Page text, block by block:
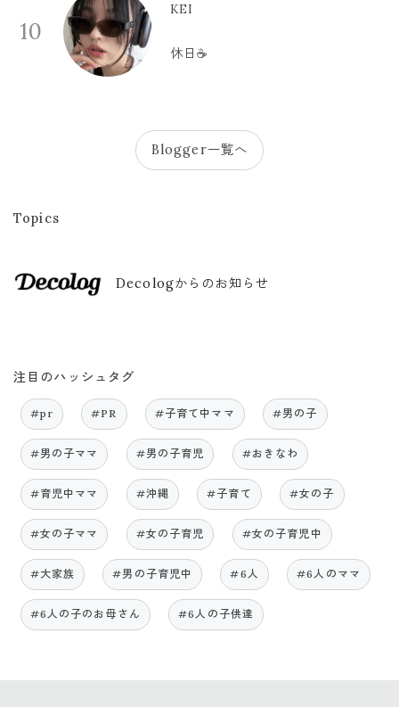
10
KEI
休日☕️
Blogger一覧へ
Topics
Decologからのお知らせ
注目のハッシュタグ
#pr #PR #子育て中ママ #男の子
#男の子ママ #男の子育児 #おきなわ
#育児中ママ #沖縄 #子育て #女の子
#女の子ママ #女の子育児 #女の子育児中
#大家族 #男の子育児中 #6人 #6人のママ
#6人の子のお母さん #6人の子供達